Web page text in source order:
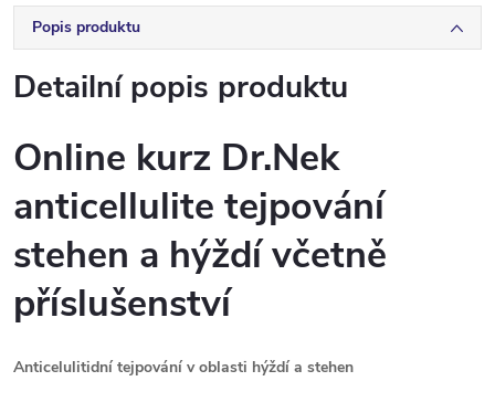
Popis produktu
Detailní popis produktu
Online kurz Dr.Nek
anticellulite tejpování
stehen a hýždí včetně
příslušenství
Anticelulitidní tejpování v oblasti hýždí a stehen